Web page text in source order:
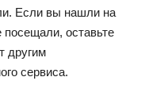
Если вы нашли на
посещали, оставьте
другим
сервиса.